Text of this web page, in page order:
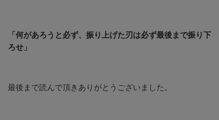
「何があろうと必ず、振り上げた刃は必ず最後まで振り下
ろせ」
最後まで読んで頂きありがとうございました。